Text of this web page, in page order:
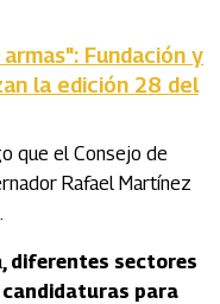
Fundación y
la edición 28 del
que el Consejo de
Rafael Martínez
, diferentes sectores
para